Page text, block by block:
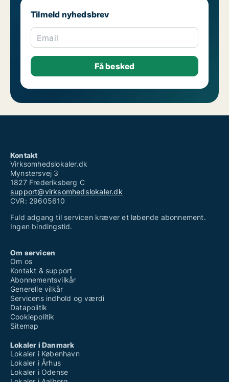
Tilmeld nyhedsbrev
Email
Kontakt
Virksomhedslokaler.dk
Mynstersvej 3
1827 Frederiksberg C
support@virksomhedslokaler.dk
CVR: 29605610
Fuld adgang til servicen kræver et løbende abonnement.
Ingen bindingstid.
Om servicen
Om os
Kontakt & support
Abonnementsvilkår
Generelle vilkår
Servicens indhold og værdi
Datapolitik
Cookiepolitik
Sitemap
Lokaler i Danmark
Lokaler i København
Lokaler i Århus
Lokaler i Odense